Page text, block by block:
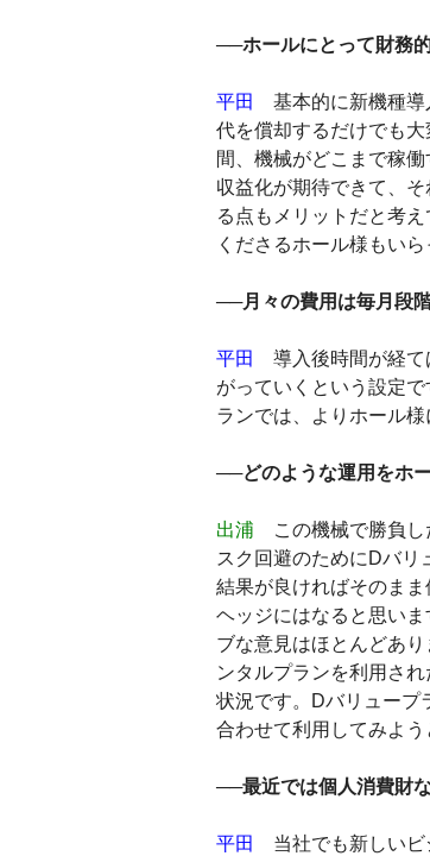
──ホールにとって財務
平田
基本的に新機種導
代を償却するだけでも
間、機械がどこまで稼
収益化が期待できて、
る点もメリットだと考
くださるホール様もいら
──月々の費用は毎月段
平田
導入後時間が経て
がっていくという設定
ランでは、よりホール
──どのような運用をホ
出浦 この機械で勝負し
スク回避のためにDバリ
結果が良ければそのま
ヘッジにはなると思い
ブな意見はほとんどあ
ンタルプランを利用さ
状況です。Dバリュープ
合わせて利用してみよ
──最近では個人消費財
平田
当社でも新しいビ